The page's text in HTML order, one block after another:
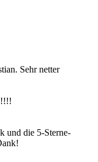
Sehr netter
!!!!
und die 5-Sterne-